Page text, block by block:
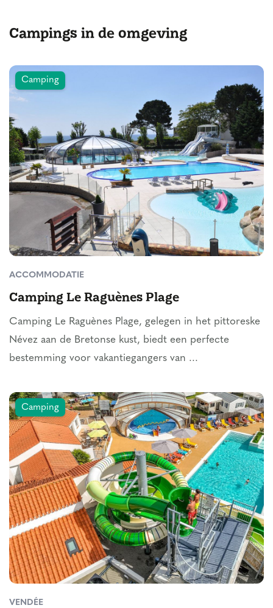
Campings in de omgeving
Camping
ACCOMMODATIE
Camping Le Raguènes Plage
Camping Le Raguènes Plage, gelegen in het pittoreske
Névez aan de Bretonse kust, biedt een perfecte
bestemming voor vakantiegangers van ...
Camping
VENDÉE